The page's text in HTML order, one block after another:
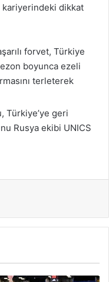
kariyerindeki dikkat
forvet, Türkiye
boyunca ezeli
terleterek
Türkiye’ye geri
Rusya ekibi UNICS